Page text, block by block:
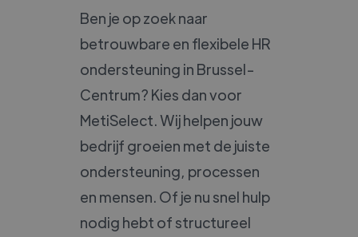
Ben je op zoek naar
betrouwbare en flexibele HR
ondersteuning in Brussel-
Centrum? Kies dan voor
MetiSelect. Wij helpen jouw
bedrijf groeien met de juiste
ondersteuning, processen
en mensen. Of je nu snel hulp
nodig hebt of structureel